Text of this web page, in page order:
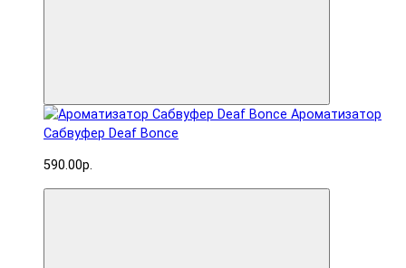
Ароматизатор
Сабвуфер Deaf Bonce
590.00р.